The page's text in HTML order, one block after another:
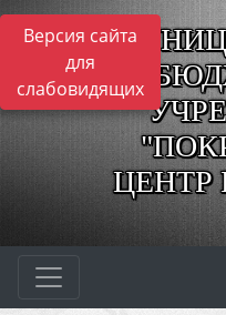
Версия сайта
для
слабовидящих
ЦЕНТР